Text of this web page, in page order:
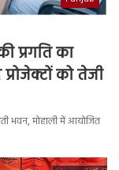
प्रगति का
को तेजी
भवन, मोहाली में आयोजित